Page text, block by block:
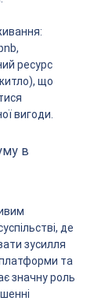
ресурс
що
вигоди.
в
де
зусилля
платформи та
значну роль